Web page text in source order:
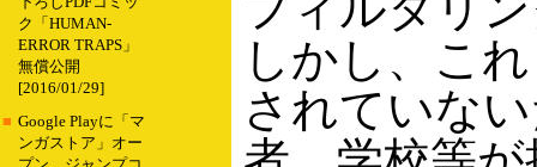
ク「HUMAN-
ERROR TRAPS」
無償公開
[2016/01/29]
■ Google Playに「マ
ンガストア」オー
しかし、こ
されていな